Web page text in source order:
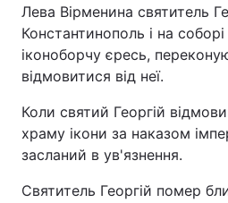
Лева Вірменина святитель
Константинополь і на
іконоборчу єресь,
відмовитися від неї.
Коли святий Георгій
храму ікони за наказом
засланий в ув'язнення.
Святитель Георгій помер